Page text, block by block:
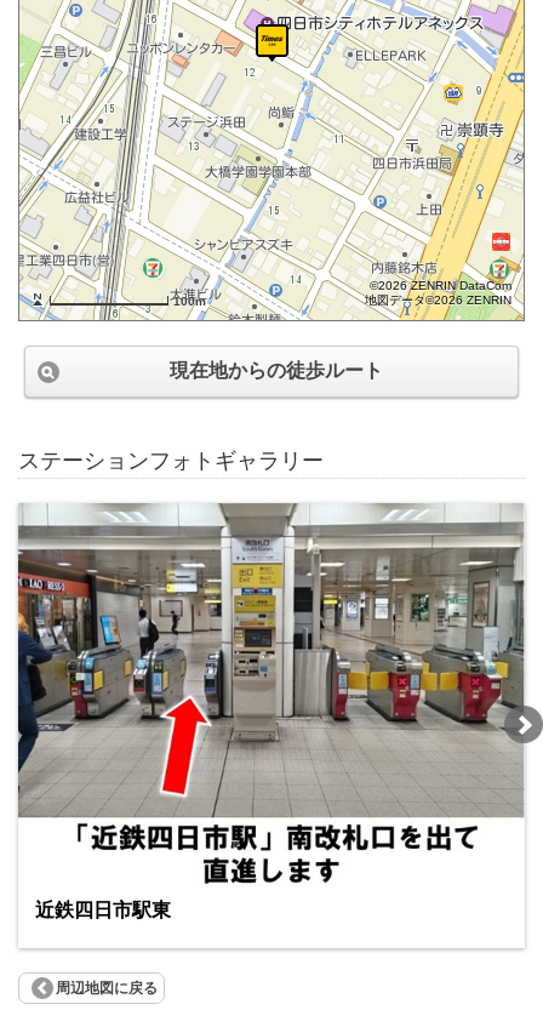
100m
©2026 ZENRIN DataCom
地図データ©2026 ZENRIN
現在地からの徒歩ルート
ステーションフォトギャラリー
近鉄四日市駅東
周辺地図に戻る